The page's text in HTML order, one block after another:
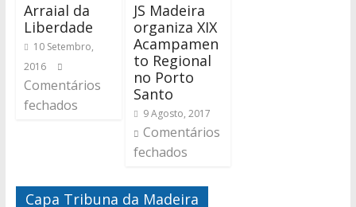
Arraial da
Liberdade
10 Setembro,
2016
Comentários
fechados
JS Madeira
organiza XIX
Acampamen
to Regional
no Porto
Santo
9 Agosto, 2017
Comentários
fechados
Capa Tribuna da Madeira